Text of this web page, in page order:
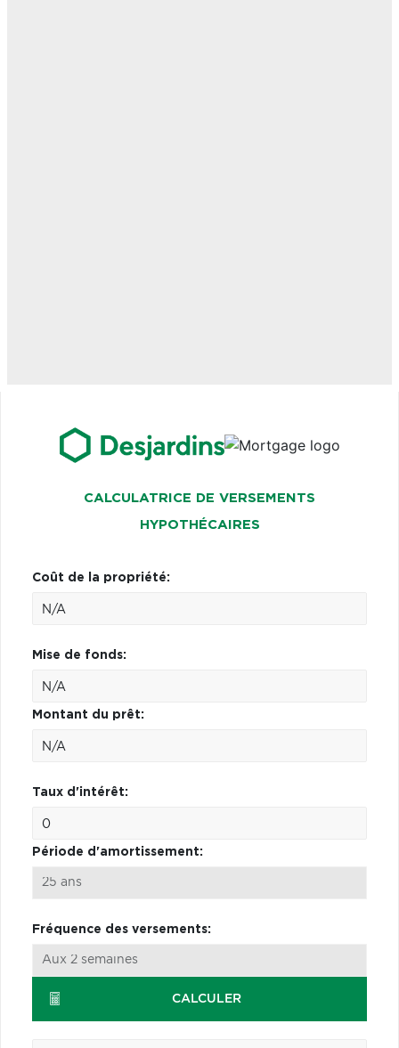
CALCULATRICE DE VERSEMENTS
HYPOTHÉCAIRES
Coût de la propriété:
Mise de fonds:
Montant du prêt:
Taux d'intérêt:
Période d'amortissement:
Fréquence des versements:
CALCULER